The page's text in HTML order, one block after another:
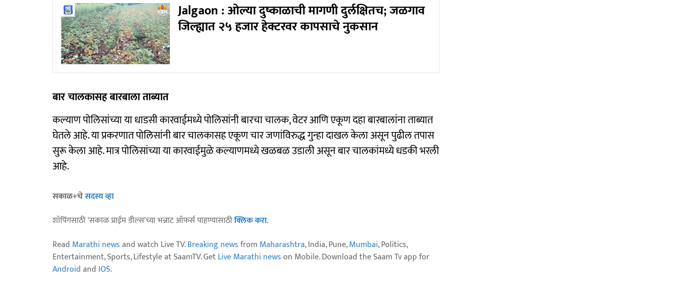
Jalgaon : ओल्या दुष्काळाची मागणी दुर्लक्षितच; जळगाव
जिल्ह्यात २५ हजार हेक्टरवर कापसाचे नुकसान
बार चालकासह बारबाला ताब्यात
कल्याण पोलिसांच्या या धाडसी कारवाईमध्ये पोलिसांनी बारचा चालक, वेटर आणि एकूण दहा बारबालांना ताब्यात
घेतले आहे. या प्रकरणात पोलिसांनी बार चालकासह एकूण चार जणांविरुद्ध गुन्हा दाखल केला असून पुढील तपास
सुरू केला आहे. मात्र पोलिसांच्या या कारवाईमुळे कल्याणमध्ये खळबळ उडाली असून बार चालकांमध्ये धडकी भरली
आहे.
सकाळ+चेसदस्य व्हा
शॉपिंगसाठी 'सकाळ प्राईम डील्स'च्या भन्नाट ऑफर्स पाहण्यासाठीक्लिक करा.
Read Marathi newsand watch Live TV.Breaking newsfrom Maharashtra, India, Pune,Mumbai, Politics,
Entertainment, Sports, Lifestyle at SaamTV. GetLive Marathi newson Mobile. Download the Saam Tv app for
Androidand IOS.